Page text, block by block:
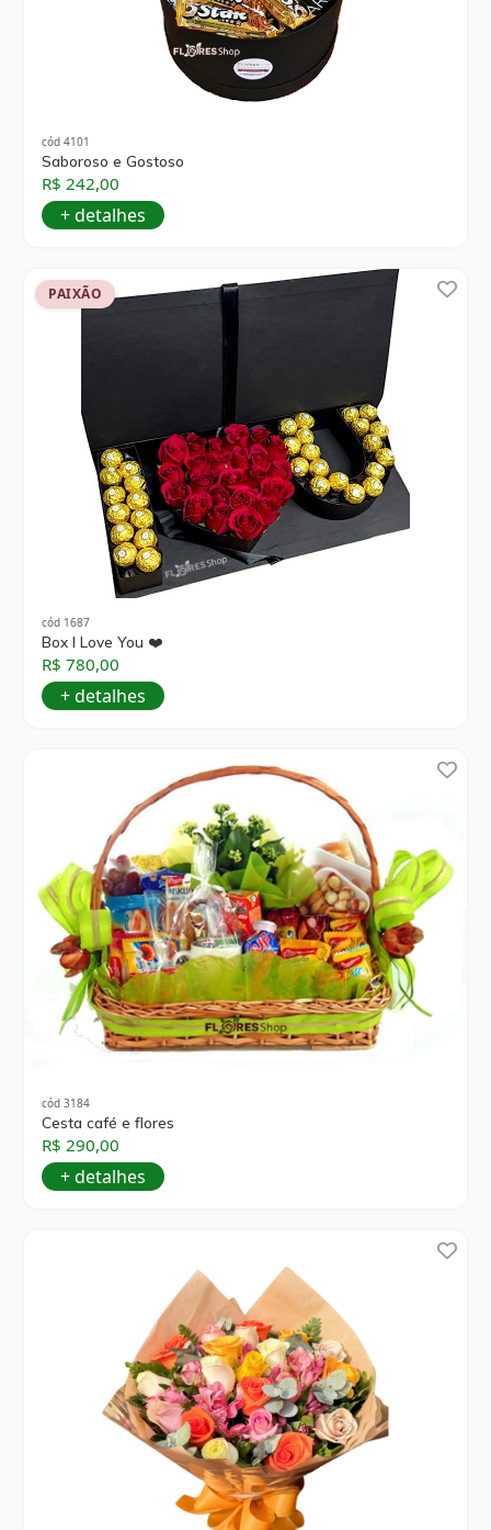
cód 4101
Saboroso e Gostoso
R$ 242,00
+ detalhes
PAIXÃO
cód 1687
Box I Love You ❤️
R$ 780,00
+ detalhes
cód 3184
Cesta café e flores
R$ 290,00
+ detalhes